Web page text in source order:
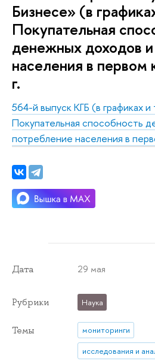
Бизнесе» (в
Покупательная
денежных доходов
населения в первом
г.
564-й выпуск КГБ (в графиках и
Покупательная способность
потребление населения в
Дата 29 мая
Рубрики Наука
Темы
мониторинги
исследования и